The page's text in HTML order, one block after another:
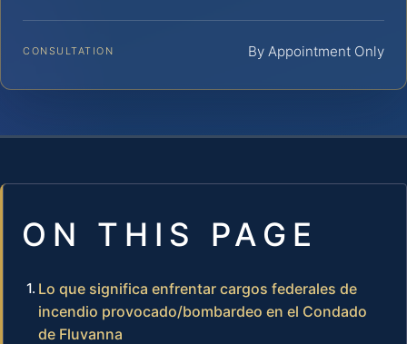
CONSULTATION By Appointment Only
ON THIS PAGE
Lo que significa enfrentar cargos federales de
incendio provocado/bombardeo en el Condado
de Fluvanna